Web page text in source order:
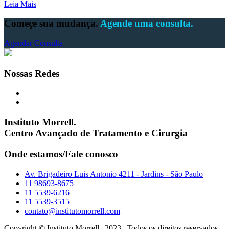
Leia Mais
Começe sua mudança. Agende uma consulta.
Agendar Consulta
Nossas Redes
Instituto Morrell.
Centro Avançado de Tratamento e Cirurgia
Onde estamos/Fale conosco
Av. Brigadeiro Luis Antonio 4211 - Jardins - São Paulo
11 98693-8675
11 5539-6216
11 5539-3515
contato@institutomorrell.com